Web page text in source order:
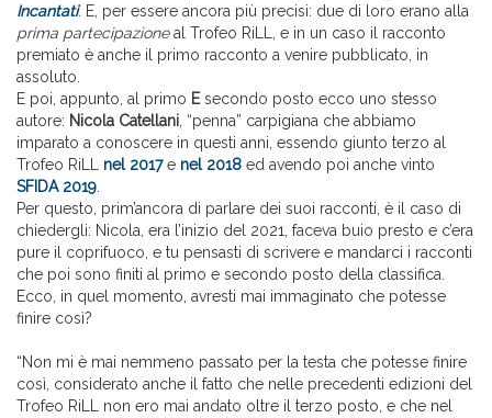
Incantati. E, per essere ancora più precisi: due di loro erano alla
prima partecipazioneal Trofeo RiLL, e in un caso il racconto
premiato è anche il primo racconto a venire pubblicato, in
assoluto.
E poi, appunto, al primo Esecondo posto ecco uno stesso
autore: Nicola Catellani , “penna” carpigiana che abbiamo
imparato a conoscere in questi anni, essendo giunto terzo al
Trofeo RiLL nel 2017e nel 2018 ed avendo poi anche vinto
SFIDA 2019
Per questo, prim’ancora di parlare dei suoi racconti, è il caso di
chiedergli: Nicola, era l’inizio del 2021, faceva buio presto e c’era
pure il coprifuoco, e tu pensasti di scrivere e mandarci i racconti
che poi sono finiti al primo e secondo posto della classifica.
Ecco, in quel momento, avresti mai immaginato che potesse
finire così?
“Non mi è mai nemmeno passato per la testa che potesse finire
così, considerato anche il fatto che nelle precedenti edizioni del
Trofeo RiLL non ero mai andato oltre il terzo posto, e che nel